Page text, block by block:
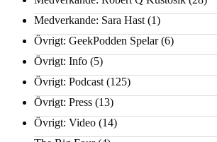
Medverkande: Sara Hast (1)
Övrigt: GeekPodden Spelar(6)
Övrigt: Info (5)
Övrigt: Podcast (125)
Övrigt: Press (13)
Övrigt: Video (14)